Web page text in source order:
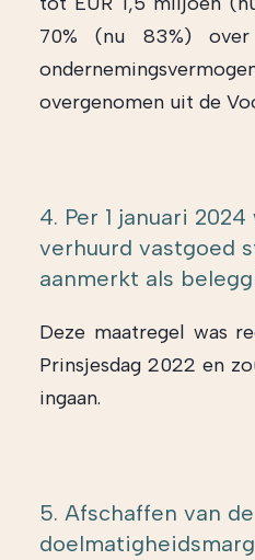
70% (nu 83%)
overgenomen uit de
4. Per 1 januari
verhuurd vastgoed
aanmerkt als
Deze maatregel was
Prinsjesdag 2022 en
ingaan.
5. Afschaffen van de